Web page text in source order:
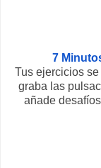
7
Tus ejercicios
graba las
añade